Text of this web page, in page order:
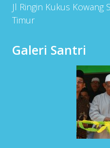
Jl Ringin Kukus Kowang
Timur
Galeri Santri